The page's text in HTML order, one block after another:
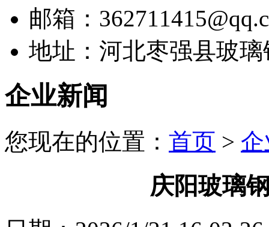
邮箱：
地址：河北枣强县玻
企业新闻
您现在的位置： 首页 >
庆阳玻璃